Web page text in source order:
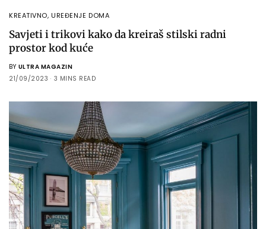
KREATIVNO,UREĐENJE DOMA
Savjeti i trikovi kako da kreiraš stilski radni
prostor kod kuće
BY ULTRA MAGAZIN
21/09/2023
3 MINS READ